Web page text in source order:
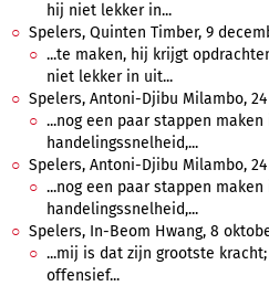
hij niet lekker in...
Spelers, Quinten Timber, 9
...te maken, hij krijgt
niet lekker in uit...
Spelers, Antoni-Djibu Milambo, 24
...nog een paar stappen
handelingssnelheid,...
Spelers, Antoni-Djibu Milambo, 24
...nog een paar stappen
handelingssnelheid,...
Spelers, In-Beom Hwang, 8
...mij is dat zijn grootste kracht;
offensief...